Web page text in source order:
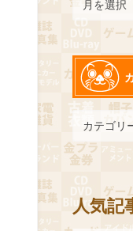
人気記